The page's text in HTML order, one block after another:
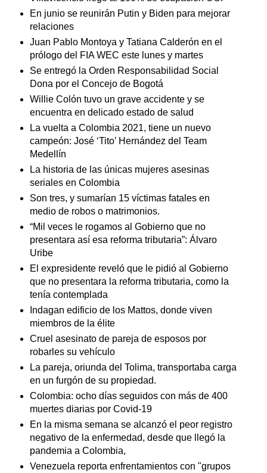
En junio se reunirán Putin y Biden para mejorar
relaciones
Juan Pablo Montoya y Tatiana Calderón en el
prólogo del FIA WEC este lunes y martes
Se entregó la Orden Responsabilidad Social
Dona por el Concejo de Bogotá
Willie Colón tuvo un grave accidente y se
encuentra en delicado estado de salud
La vuelta a Colombia 2021, tiene un nuevo
campeón: José ‘Tito’ Hernández del Team
Medellín
La historia de las únicas mujeres asesinas
seriales en Colombia
Son tres, y sumarían 15 víctimas fatales en
medio de robos o matrimonios.
“Mil veces le rogamos al Gobierno que no
presentara así esa reforma tributaria”: Álvaro
Uribe
El expresidente reveló que le pidió al Gobierno
que no presentara la reforma tributaria, como la
tenía contemplada
Indagan edificio de los Mattos, donde viven
miembros de la élite
Cruel asesinato de pareja de esposos por
robarles su vehículo
La pareja, oriunda del Tolima, transportaba carga
en un furgón de su propiedad.
Colombia: ocho días seguidos con más de 400
muertes diarias por Covid-19
En la misma semana se alcanzó el peor registro
negativo de la enfermedad, desde que llegó la
pandemia a Colombia,
Venezuela reporta enfrentamientos con "grupos